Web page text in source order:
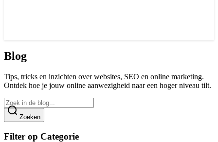
Blog
Tips, tricks en inzichten over websites, SEO en online marketing.
Ontdek hoe je jouw online aanwezigheid naar een hoger niveau tilt.
Zoeken
Filter op Categorie